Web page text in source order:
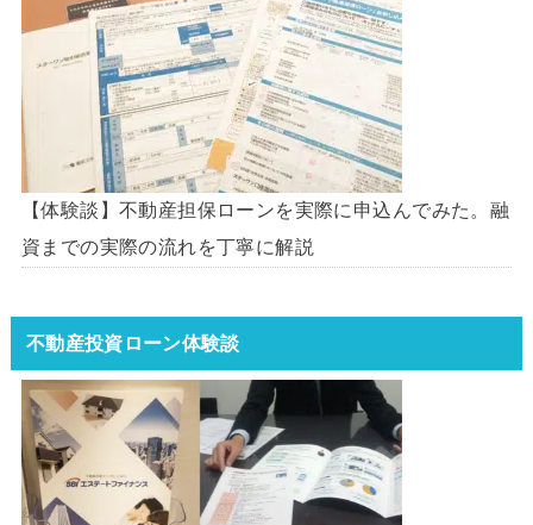
【体験談】不動産担保ローンを実際に申込んでみた。融
資までの実際の流れを丁寧に解説
不動産投資ローン体験談